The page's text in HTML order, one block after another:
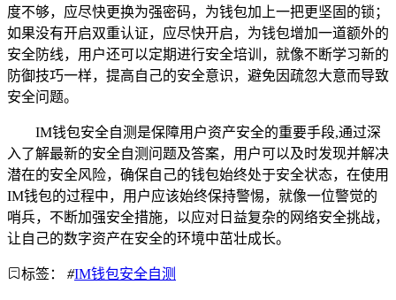
度不够，应尽快更换为强密码，为钱包加上一把更坚固的锁；
如果没有开启双重认证，应尽快开启，为钱包增加一道额外的
安全防线，用户还可以定期进行安全培训，就像不断学习新的
防御技巧一样，提高自己的安全意识，避免因疏忽大意而导致
安全问题。
IM钱包安全自测是保障用户资产安全的重要手段,通过深
入了解最新的安全自测问题及答案，用户可以及时发现并解决
潜在的安全风险，确保自己的钱包始终处于安全状态，在使用
IM钱包的过程中，用户应该始终保持警惕，就像一位警觉的
哨兵，不断加强安全措施，以应对日益复杂的网络安全挑战，
让自己的数字资产在安全的环境中茁壮成长。
标签： #IM钱包安全自测